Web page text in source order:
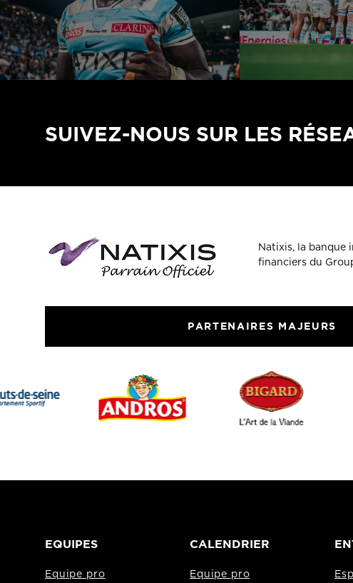
SUIVEZ-NOUS SUR LES
Natixis, la banque
financiers du
PARTENAIRES MAJEURS
EQUIPES
Equipe pro
CALENDRIER
Equipe pro